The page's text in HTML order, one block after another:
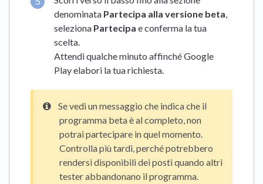
denominata Partecipa alla versione beta,
seleziona Partecipa e conferma la tua
scelta.
Attendi qualche minuto affinché Google
Play elabori la tua richiesta.
Se vedi un messaggio che indica che il
programma beta è al completo, non
potrai partecipare in quel momento.
Controlla più tardi, perché potrebbero
rendersi disponibili dei posti quando altri
tester abbandonano il programma.